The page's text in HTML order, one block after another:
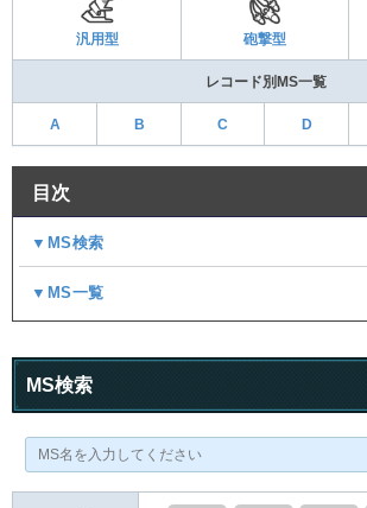
汎用型 砲撃型
レコード別MS一覧
A B C D
目次
▼MS検索
▼MS一覧
MS検索